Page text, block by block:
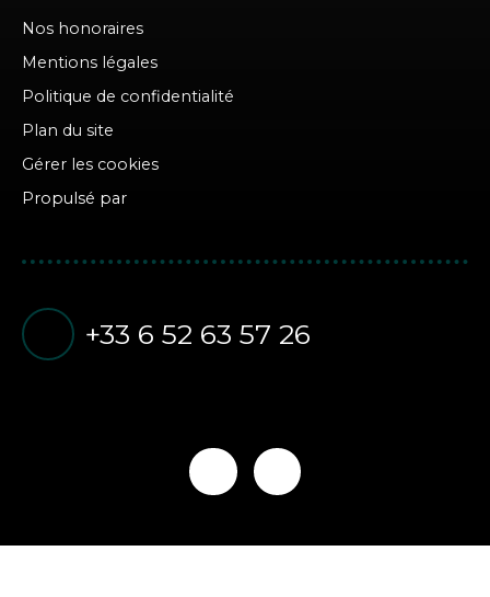
Nos honoraires
Mentions légales
Politique de confidentialité
Plan du site
Gérer les cookies
Propulsé par
+33 6 52 63 57 26